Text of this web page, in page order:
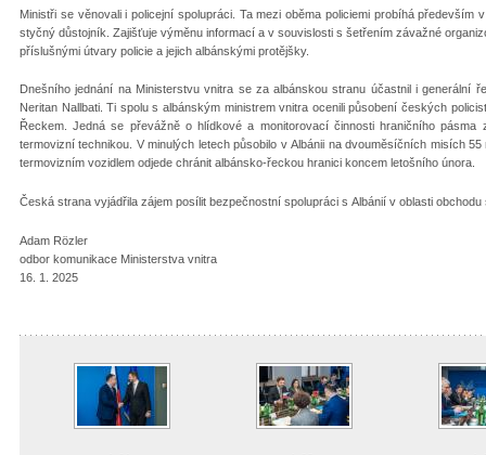
Ministři se věnovali i policejní spolupráci. Ta mezi oběma policiemi probíhá především
styčný důstojník. Zajišťuje výměnu informací a v souvislosti s šetřením závažné
příslušnými útvary policie a jejich albánskými protějšky.
Dnešního jednání na Ministerstvu vnitra se za albánskou stranu účastnil i generální
Neritan Nallbati. Ti spolu s albánským ministrem vnitra ocenili působení českých
Řeckem. Jedná se převážně o hlídkové a monitorovací činnosti hraničního
termovizní technikou. V minulých letech působilo v Albánii na dvouměsíčních misích
termovizním vozidlem odjede chránit albánsko-řeckou hranici koncem letošního února.
Česká strana vyjádřila zájem posílit bezpečnostní spolupráci s Albánií v oblasti
Adam Rözler
odbor komunikace Ministerstva vnitra
16. 1. 2025